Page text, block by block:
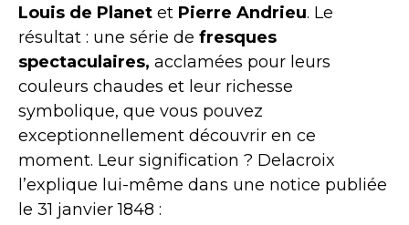
Louis de Planet et Pierre Andrieu. Le
résultat : une série de fresques
spectaculaires, acclamées pour leurs
couleurs chaudes et leur richesse
symbolique, que vous pouvez
exceptionnellement découvrir en ce
moment. Leur signification ? Delacroix
l’explique lui-même dans une notice publiée
le 31 janvier 1848 :